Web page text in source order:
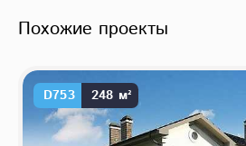
Похожие проекты
D753 248 м²